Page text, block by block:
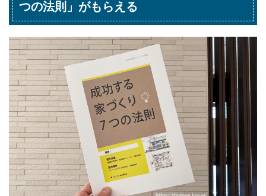
つの法則」がもらえる